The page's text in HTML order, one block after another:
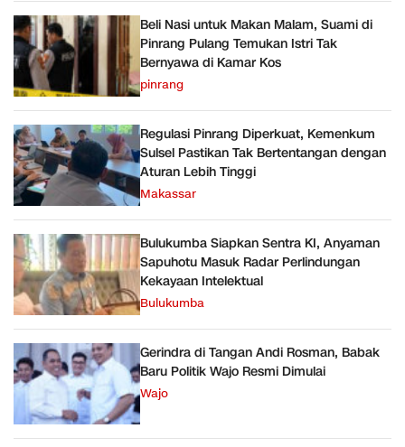
Beli Nasi untuk Makan Malam, Suami di
Pinrang Pulang Temukan Istri Tak
Bernyawa di Kamar Kos
pinrang
Regulasi Pinrang Diperkuat, Kemenkum
Sulsel Pastikan Tak Bertentangan dengan
Aturan Lebih Tinggi
Makassar
Bulukumba Siapkan Sentra KI, Anyaman
Sapuhotu Masuk Radar Perlindungan
Kekayaan Intelektual
Bulukumba
Gerindra di Tangan Andi Rosman, Babak
Baru Politik Wajo Resmi Dimulai
Wajo